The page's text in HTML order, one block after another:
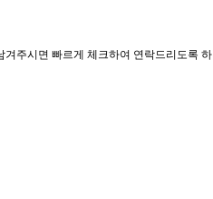
주시면 빠르게 체크하여 연락드리도록 하